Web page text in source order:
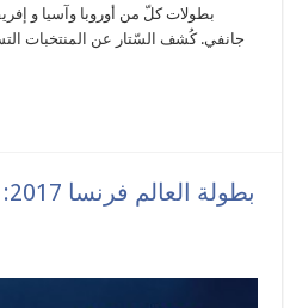
جانفي. كُشف السّتار عن المنتخبات